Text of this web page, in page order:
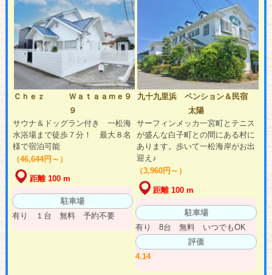
Ｃｈｅｚ Ｗａｔａａｍｅ９
９
サウナ＆ドッグラン付き 一松海
水浴場まで徒歩７分！ 最大８名
様で宿泊可能
（46,644円～）
距離 100 m
駐車場
有り １台 無料 予約不要
九十九里浜 ペンション＆民宿
太陽
サーフィンメッカ一宮町とテニス
が盛んな白子町との間にある村に
あります。歩いて一松海岸がお出
迎え♪
（3,960円～）
距離 100 m
駐車場
有り 8台 無料 いつでもOK
評価
4.14